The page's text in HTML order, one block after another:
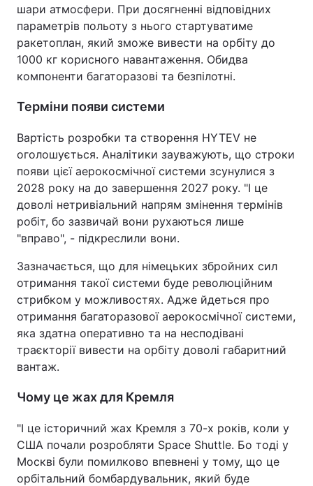
шари атмосфери. При досягненні відповідних
параметрів польоту з нього стартуватиме
ракетоплан, який зможе вивести на орбіту до
1000 кг корисного навантаження. Обидва
компоненти багаторазові та безпілотні.
Терміни появи системи
Вартість розробки та створення HYTEV не
оголошується. Аналітики зауважують, що строки
появи цієї аерокосмічної системи зсунулися з
2028 року на до завершення 2027 року. "І це
доволі нетривіальний напрям змінення термінів
робіт, бо зазвичай вони рухаються лише
"вправо", - підкреслили вони.
Зазначається, що для німецьких збройних сил
отримання такої системи буде революційним
стрибком у можливостях. Адже йдеться про
отримання багаторазової аерокосмічної системи,
яка здатна оперативно та на несподівані
траєкторії вивести на орбіту доволі габаритний
вантаж.
Чому це жах для Кремля
"І це історичний жах Кремля з 70-х років, коли у
США почали розробляти Space Shuttle. Бо тоді у
Москві були помилково впевнені у тому, що це
орбітальний бомбардувальник, який буде